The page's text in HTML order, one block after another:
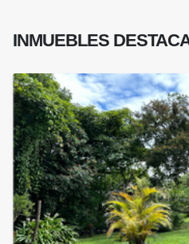
INMUEBLES